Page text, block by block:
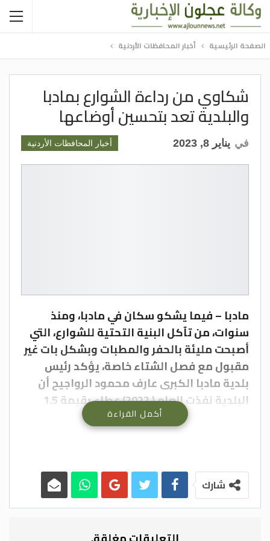
الصفحة الرئيسية أخبار المحافظات الأردنية
شكاوي من رداءة الشوارع بمادبا
والبلدية تعد بتحسين أوضاعها
أخبار المحافظات الأردنية في يناير 8, 2023
مادبا – فيما يشكو سكان في مادبا، ومنذ
سنوات، من تآكل البنية التحتية للشوارع، التي
أصبحت مليئة بالحفر والمطبات وبشكل بات غير
مقبول مع فصل الشتاء خاصة، يؤكد رئيس
بلدية مادبا الكبرى عارف محمود الرواجيح أن
البلدية نفذت العام ( 2022) عطاء بقيمة 1.5
مليون دينار لتعبيد وفتح شوارع، فيما رصدت
العام الحالي نفس المبلغ لاستكمال أعمال
وبين الرواجيح أن أعمال التعبيد والخلطات
الاسفلتية الساخنة استهدفت شوارع مهمة في
الحي الشرفي للمدينة، إلا أن المبلغ المرصود لا
التابعة لحدود البلدية وهي (جرينة وغرناطة
أكمل القراءة
شارك